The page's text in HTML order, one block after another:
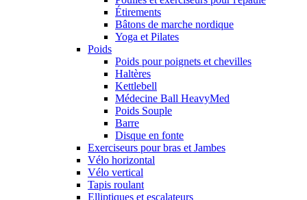
Étirements
Bâtons de marche nordique
Yoga et Pilates
Poids
Poids pour poignets et chevilles
Haltères
Kettlebell
Médecine Ball HeavyMed
Poids Souple
Barre
Disque en fonte
Exerciseurs pour bras et Jambes
Vélo horizontal
Vélo vertical
Tapis roulant
Elliptiques et escalateurs